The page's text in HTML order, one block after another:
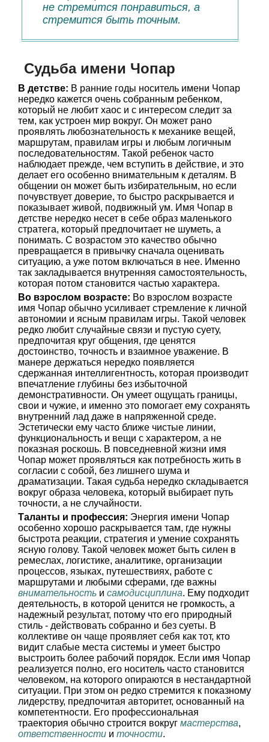
не стремится понравиться, а
стремится быть точным.
Судьба имени Чопар
В детстве: В ранние годы носитель имени Чопар
нередко кажется очень собранным ребенком,
который не любит хаос и с интересом следит за
тем, как устроен мир вокруг. Он может рано
проявлять любознательность к механике вещей,
маршрутам, правилам игры и любым логичным
последовательностям. Такой ребенок часто
наблюдает прежде, чем вступить в действие, и это
делает его особенно внимательным к деталям. В
общении он может быть избирательным, но если
почувствует доверие, то быстро раскрывается и
показывает живой, подвижный ум. Имя Чопар в
детстве нередко несет в себе образ маленького
стратегa, который предпочитает не шуметь, а
понимать. С возрастом это качество обычно
превращается в привычку сначала оценивать
ситуацию, а уже потом включаться в нее. Именно
так закладывается внутренняя самостоятельность,
которая потом становится частью характера.
Во взрослом возрасте: Во взрослом возрасте
имя Чопар обычно усиливает стремление к личной
автономии и ясным правилам игры. Такой человек
редко любит случайные связи и пустую суету,
предпочитая круг общения, где ценятся
достоинство, точность и взаимное уважение. В
манере держаться нередко появляется
сдержанная интеллигентность, которая производит
впечатление глубины без избыточной
демонстративности. Он умеет ощущать границы,
свои и чужие, и именно это помогает ему сохранять
внутренний лад даже в напряженной среде.
Эстетически ему часто ближе чистые линии,
функциональность и вещи с характером, а не
показная роскошь. В повседневной жизни имя
Чопар может проявляться как потребность жить в
согласии с собой, без лишнего шума и
драматизации. Такая судьба нередко складывается
вокруг образа человека, который выбирает путь
точности, а не случайности.
Таланты и профессия: Энергия имени Чопар
особенно хорошо раскрывается там, где нужны
быстрота реакции, стратегия и умение сохранять
ясную голову. Такой человек может быть силен в
ремеслах, логистике, аналитике, организации
процессов, языках, путешествиях, работе с
маршрутами и любыми сферами, где важны
внимательность и самодисциплина. Ему подходит
деятельность, в которой ценится не громкость, а
надежный результат, потому что его природный
стиль - действовать собранно и без суеты. В
коллективе он чаще проявляет себя как тот, кто
видит слабые места системы и умеет быстро
выстроить более рабочий порядок. Если имя Чопар
реализуется полно, его носитель часто становится
человеком, на которого опираются в нестандартной
ситуации. При этом он редко стремится к показному
лидерству, предпочитая авторитет, основанный на
компетентности. Его профессиональная
траектория обычно строится вокруг мастерства,
ответственности и точности.